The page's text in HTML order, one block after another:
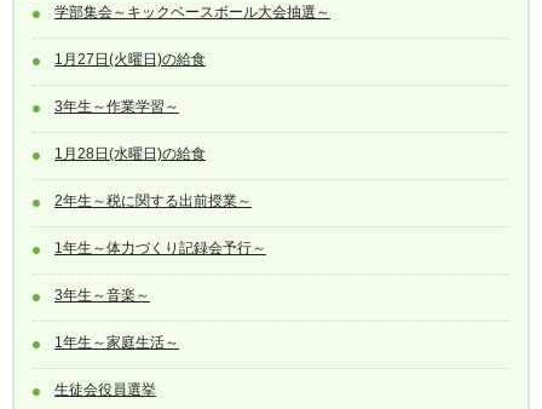
学部集会～キックベースボール大会抽選～
1月27日(火曜日)の給食
3年生～作業学習～
1月28日(水曜日)の給食
2年生～税に関する出前授業～
1年生～体力づくり記録会予行～
3年生～音楽～
1年生～家庭生活～
生徒会役員選挙